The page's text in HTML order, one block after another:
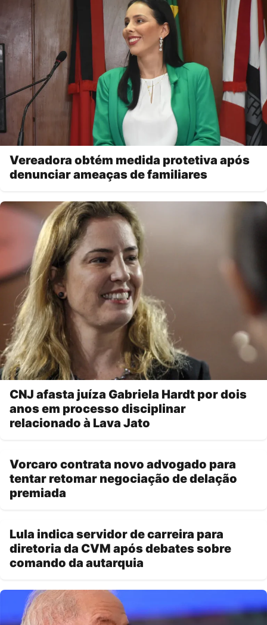
Vereadora obtém medida protetiva após
denunciar ameaças de familiares
CNJ afasta juíza Gabriela Hardt por dois
anos em processo disciplinar
relacionado à Lava Jato
Vorcaro contrata novo advogado para
tentar retomar negociação de delação
premiada
Lula indica servidor de carreira para
diretoria da CVM após debates sobre
comando da autarquia